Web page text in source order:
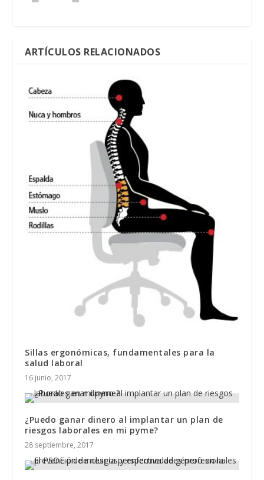
ARTÍCULOS RELACIONADOS
Sillas ergonómicas, fundamentales para la
salud laboral
16 junio, 2017
¿Puedo ganar dinero al implantar un plan de
riesgos laborales en mi pyme?
28 septiembre, 2017